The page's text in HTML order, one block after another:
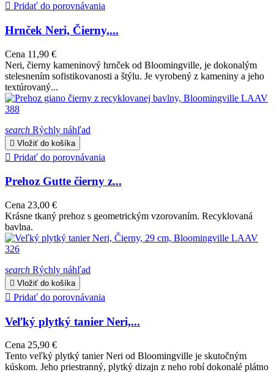
 Pridať do porovnávania
Hrnček Neri, Čierny,...
Cena 11,90 €
Neri, čierny kameninový hrnček od Bloomingville, je dokonalým
stelesnením sofistikovanosti a štýlu. Je vyrobený z kameniny a jeho
textúrovaný...
search Rýchly náhľad
 Vložiť do košíka
 Pridať do porovnávania
Prehoz Gutte čierny z...
Cena 23,00 €
Krásne tkaný prehoz s geometrickým vzorovaním. Recyklovaná
bavlna.
search Rýchly náhľad
 Vložiť do košíka
 Pridať do porovnávania
Veľký plytký tanier Neri,...
Cena 25,90 €
Tento veľký plytký tanier Neri od Bloomingville je skutočným
kúskom. Jeho priestranný, plytký dizajn z neho robí dokonalé plátno